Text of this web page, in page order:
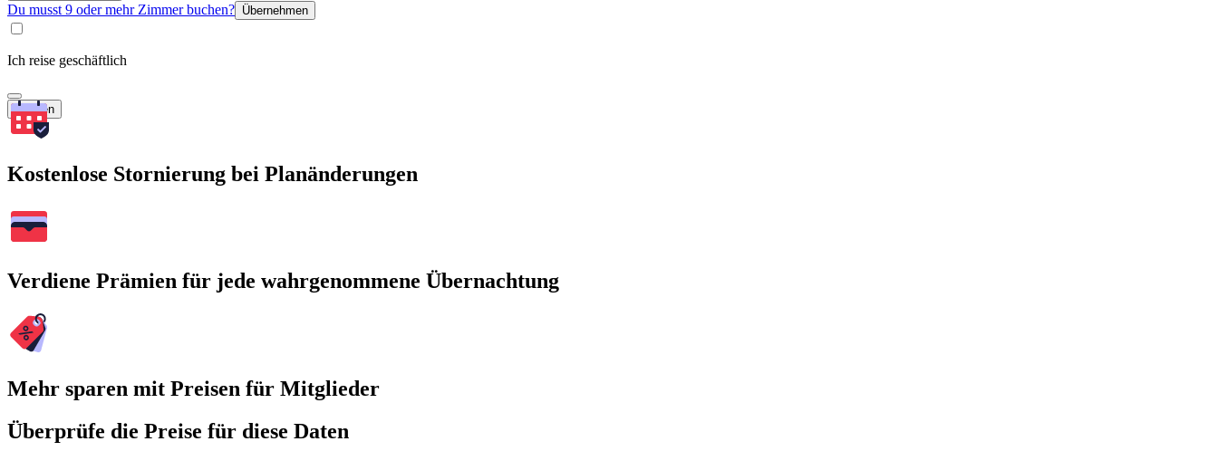
Du musst 9 oder mehr Zimmer buchen? Übernehmen
Ich reise geschäftlich
Suchen
Kostenlose Stornierung bei Planänderungen
Verdiene Prämien für jede wahrgenommene Übernachtung
Mehr sparen mit Preisen für Mitglieder
Überprüfe die Preise für diese Daten